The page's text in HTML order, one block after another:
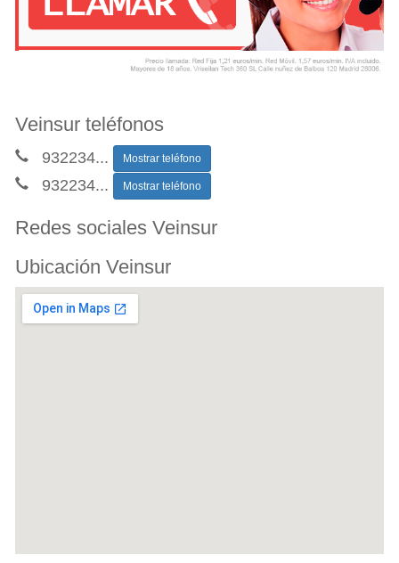
Veinsur teléfonos
932234... Mostrar teléfono
932234... Mostrar teléfono
Redes sociales Veinsur
Ubicación Veinsur